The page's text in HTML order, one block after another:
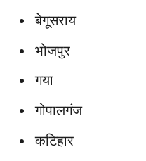
बेगूसराय
भोजपुर
गया
गोपालगंज
कटिहार